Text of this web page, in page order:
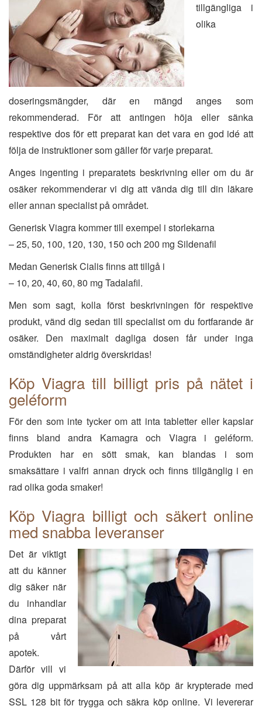
tillgängliga i
olika
doseringsmängder, där en mängd anges som
rekommenderad. För att antingen höja eller sänka
respektive dos för ett preparat kan det vara en god idé att
följa de instruktioner som gäller för varje preparat.
Anges ingenting i preparatets beskrivning eller om du är
osäker rekommenderar vi dig att vända dig till din läkare
eller annan specialist på området.
Generisk Viagra kommer till exempel i storlekarna
– 25, 50, 100, 120, 130, 150 och 200 mg Sildenafil
Medan Generisk Cialis finns att tillgå i
– 10, 20, 40, 60, 80 mg Tadalafil.
Men som sagt, kolla först beskrivningen för respektive
produkt, vänd dig sedan till specialist om du fortfarande är
osäker. Den maximalt dagliga dosen får under inga
omständigheter aldrig överskridas!
Köp Viagra till billigt pris på nätet i
geléform
För den som inte tycker om att inta tabletter eller kapslar
finns bland andra Kamagra och Viagra i geléform.
Produkten har en sött smak, kan blandas i som
smaksättare i valfri annan dryck och finns tillgänglig i en
rad olika goda smaker!
Köp Viagra billigt och säkert online
med snabba leveranser
Det är viktigt
att du känner
dig säker när
du inhandlar
dina preparat
på vårt
apotek.
Därför vill vi
göra dig uppmärksam på att alla köp är krypterade med
SSL 128 bit för trygga och säkra köp online. Vi levererar